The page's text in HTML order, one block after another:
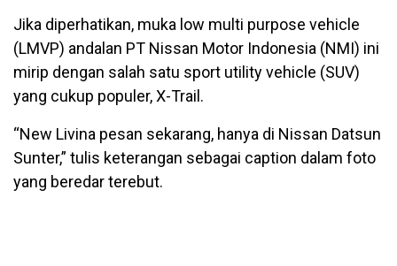
Jika diperhatikan, muka low multi purpose vehicle
(LMVP) andalan PT Nissan Motor Indonesia (NMI) ini
mirip dengan salah satu sport utility vehicle (SUV)
yang cukup populer, X-Trail.
“New Livina pesan sekarang, hanya di Nissan Datsun
Sunter,” tulis keterangan sebagai caption dalam foto
yang beredar terebut.